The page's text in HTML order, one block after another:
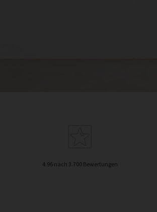
4.96 nach 3.700 Bewertungen